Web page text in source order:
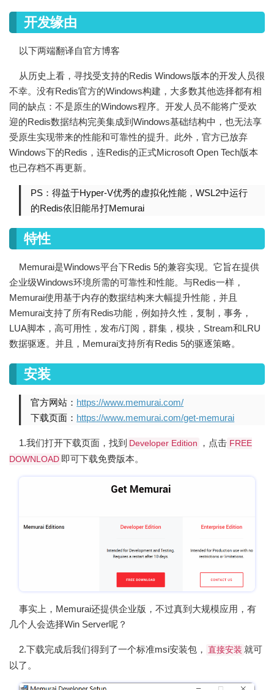
开发缘由
以下两端翻译自官方博客
从历史上看，寻找受支持的Redis Windows版本的开发人员很
不幸。没有Redis官方的Windows构建，大多数其他选择都有相
同的缺点：不是原生的Windows程序。开发人员不能将广受欢
迎的Redis数据结构完美集成到Windows基础结构中，也无法享
受原生实现带来的性能和可靠性的提升。此外，官方已放弃
Windows下的Redis，连Redis的正式Microsoft Open Tech版本
也已存档不再更新。
PS：得益于Hyper-V优秀的虚拟化性能，WSL2中运行
的Redis依旧能吊打Memurai
特性
Memurai是Windows平台下Redis 5的兼容实现。它旨在提供
企业级Windows环境所需的可靠性和性能。与Redis一样，
Memurai使用基于内存的数据结构来大幅提升性能，并且
Memurai支持了所有Redis功能，例如持久性，复制，事务，
LUA脚本，高可用性，发布/订阅，群集，模块，Stream和LRU
数据驱逐。并且，Memurai支持所有Redis 5的驱逐策略。
安装
官方网站： https://www.memurai.com/
下载页面： https://www.memurai.com/get-memurai
1.我们打开下载页面，找到 Developer Edition ，点击 FREE
DOWNLOAD 即可下载免费版本。
事实上，Memurai还提供企业版，不过真到大规模应用，有
几个人会选择Win Server呢？
2.下载完成后我们得到了一个标准msi安装包， 直接安装 就可
以了。